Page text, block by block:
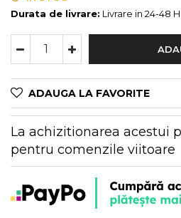
Genți Roșii
Genți Taupe
Genți Turcoaz
Genți Verzi
Durata de livrare: Livrare in 24-48 H
ADAUGA LA FAVORITE
La achizitionarea acestui
pentru comenzile viitoare